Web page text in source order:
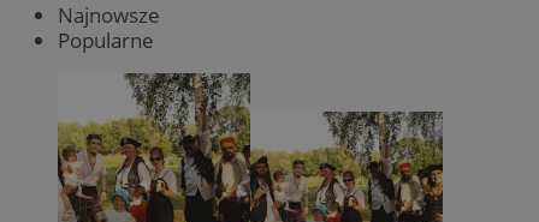
Najnowsze
Popularne